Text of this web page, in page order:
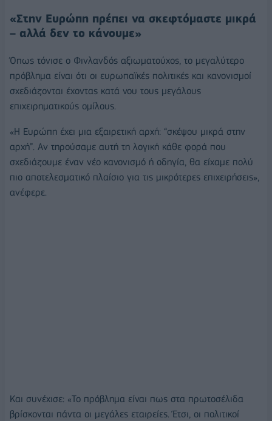
«Στην Ευρώπη πρέπει να σκεφτόμαστε μικρά
– αλλά δεν το κάνουμε»
Όπως τόνισε ο Φινλανδός αξιωματούχος, το μεγαλύτερο
πρόβλημα είναι ότι οι ευρωπαϊκές πολιτικές και κανονισμοί
σχεδιάζονται έχοντας κατά νου τους μεγάλους
επιχειρηματικούς ομίλους.
«Η Ευρώπη έχει μια εξαιρετική αρχή: “σκέψου μικρά στην
αρχή”. Αν τηρούσαμε αυτή τη λογική κάθε φορά που
σχεδιάζουμε έναν νέο κανονισμό ή οδηγία, θα είχαμε πολύ
πιο αποτελεσματικό πλαίσιο για τις μικρότερες επιχειρήσεις»,
ανέφερε.
Και συνέχισε: «Το πρόβλημα είναι πως στα πρωτοσέλιδα
βρίσκονται πάντα οι μεγάλες εταιρείες. Έτσι, οι πολιτικοί